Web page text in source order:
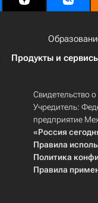
Продукты и
Свидетельство
Учредитель:
предприятие
«Россия
Правила
Политика
Правила